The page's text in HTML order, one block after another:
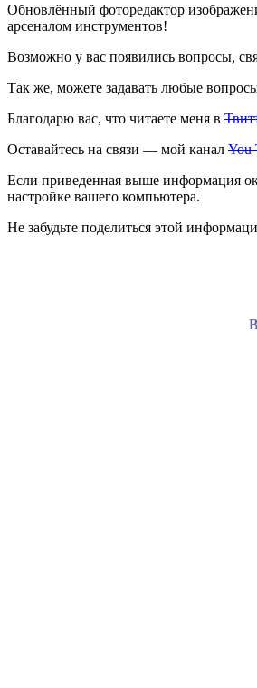
Обновлённый фоторедактор
арсеналом инструментов!
Возможно у вас появились вопросы,
Так же, можете задавать любые
Благодарю вас, что читаете меня в
Оставайтесь на связи — мой канал You
Если приведенная выше информация
настройке вашего компьютера.
Не забудьте поделиться этой